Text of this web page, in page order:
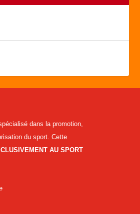
dans la promotion,
du sport. Cette
AU SPORT